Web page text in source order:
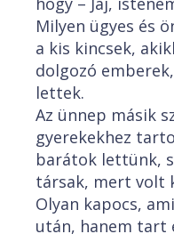
Milyen ügyes és
a kis kincsek,
dolgozó
lettek.
Az ünnep másik
gyerekekhez
barátok lettünk,
társak, mert volt
Olyan kapocs,
után, hanem tart